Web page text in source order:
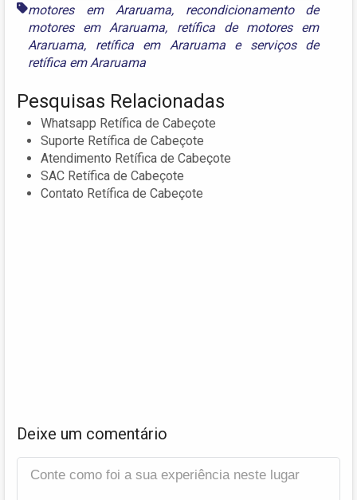
motores em Araruama, recondicionamento de
motores em Araruama, retífica de motores em
Araruama, retífica em Araruamae serviços de
retífica em Araruama
Pesquisas Relacionadas
Whatsapp Retífica de Cabeçote
Suporte Retífica de Cabeçote
Atendimento Retífica de Cabeçote
SAC Retífica de Cabeçote
Contato Retífica de Cabeçote
Deixe um comentário